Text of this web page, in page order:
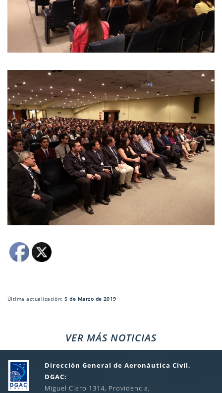
Última actualización:5 de Marzo de 2019
VER MÁS NOTICIAS
Dirección General de Aeronáutica Civil,
DGAC:
Miguel Claro 1314, Providencia,